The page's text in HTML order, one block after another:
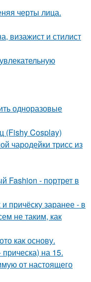
черты лица.
визажист и стилист
одноразовые
(Fishy Cosplay)
чародейки трисс из
Fashion - портрет в
причёску заранее - в
не таким, как
как основу.
на 15.
от настоящего